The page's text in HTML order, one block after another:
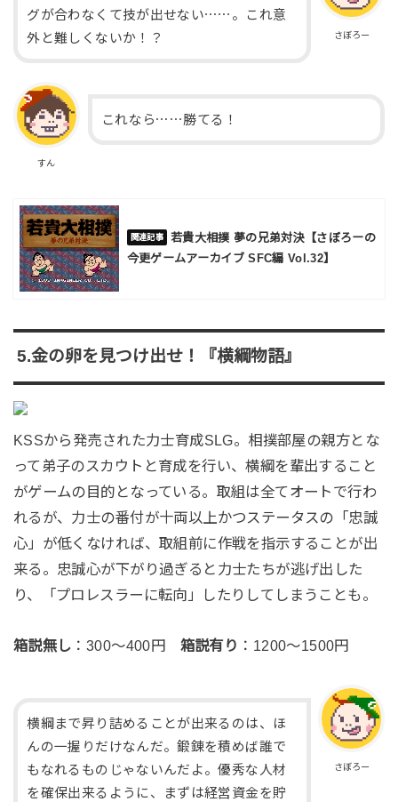
さぼろー
グが合わなくて技が出せない⋯⋯。これ意
外と難しくないか！？
すん
これなら⋯⋯勝てる！
若貴大相撲 夢の兄弟対決【さぼろーの
今更ゲームアーカイブ SFC編 Vol.32】
5.金の卵を見つけ出せ！『横綱物語』
KSSから発売された力士育成SLG。相撲部屋の親方とな
って弟子のスカウトと育成を行い、横綱を輩出すること
がゲームの目的となっている。取組は全てオートで行わ
れるが、力士の番付が十両以上かつステータスの「忠誠
心」が低くなければ、取組前に作戦を指示することが出
来る。忠誠心が下がり過ぎると力士たちが逃げ出した
り、「プロレスラーに転向」したりしてしまうことも。
箱説無し ：300～400円 箱説有り ：1200～1500円
さぼろー
横綱まで昇り詰めることが出来るのは、ほ
んの一握りだけなんだ。鍛錬を積めば誰で
もなれるものじゃないんだよ。優秀な人材
を確保出来るように、まずは経営資金を貯